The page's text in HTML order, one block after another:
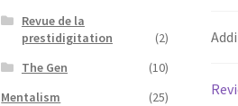
Revue de la
prestidigitation
(2)
The Gen
(10)
Mentalism
(25)